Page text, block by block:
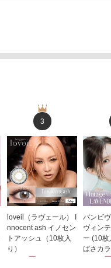
3
loveil（ラヴェール） I
nnocent ash イノセン
トアッシュ（10枚入
り）
1,760円
バンビ
ヴィン
ー (10
ばさカ
1,848